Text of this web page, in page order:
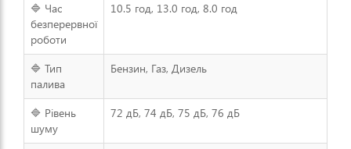
🔷 Час
безперервної
роботи
10.5 год, 13.0 год, 8.0 год
🔷 Тип
палива
Бензин, Газ, Дизель
🔷 Рівень
шуму
72 дБ, 74 дБ, 75 дБ, 76 дБ